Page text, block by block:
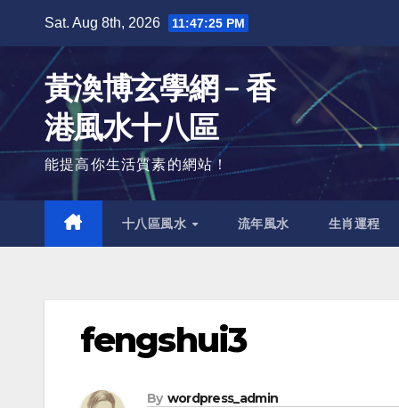
content
Sat. Aug 8th, 2026 11:47:26 PM
黃渙博玄學網﹣香
港風水十八區
能提高你生活質素的網站！
十八區風水 流年風水 生肖運程
fengshui3
By wordpress_admin